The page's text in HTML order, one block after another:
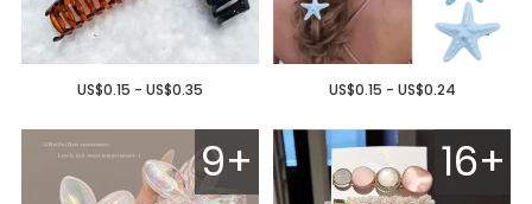
US$0.15 - US$0.35 US$0.15 - US$0.24
9+ 16+